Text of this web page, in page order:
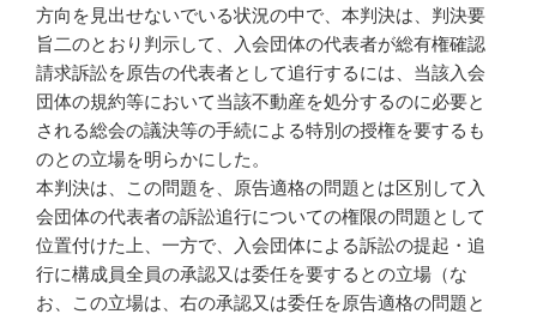
方向を見出せないでいる状況の中で、本判決は、判決要
旨二のとおり判示して、入会団体の代表者が総有権確認
請求訴訟を原告の代表者として追行するには、当該入会
団体の規約等において当該不動産を処分するのに必要と
される総会の議決等の手続による特別の授権を要するも
のとの立場を明らかにした。
本判決は、この問題を、原告適格の問題とは区別して入
会団体の代表者の訴訟追行についての権限の問題として
位置付けた上、一方で、入会団体による訴訟の提起・追
行に構成員全員の承認又は委任を要するとの立場（な
お、この立場は、右の承認又は委任を原告適格の問題と